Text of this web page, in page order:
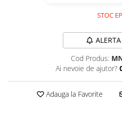
Airbrush Paint
Figurine Colectionabile
STOC
Cod Produs:
Ai nevoie de ajutor?
Adauga la Favorite